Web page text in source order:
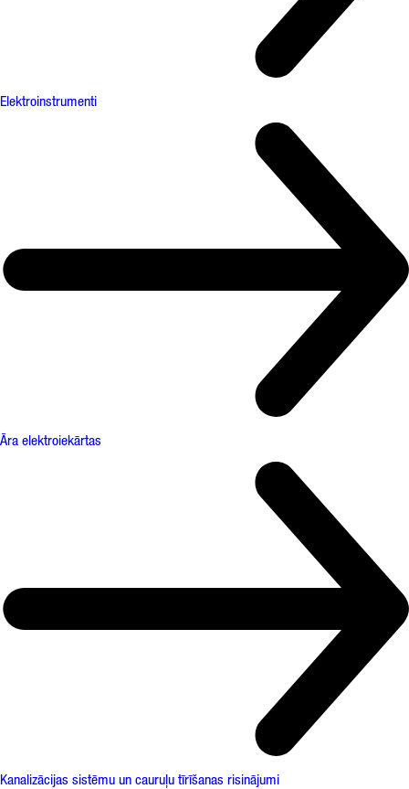
Elektroinstrumenti
Āra elektroiekārtas
Kanalizācijas sistēmu un cauruļu tīrīšanas risinājumi